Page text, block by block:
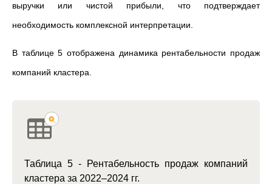
выручки или чистой прибыли, что подтверждает
необходимость комплексной интерпретации.
В таблице 5 отображена динамика рентабельности продаж
компаний кластера.
Таблица 5 - Рентабельность продаж компаний
кластера за 2022–2024 гг.